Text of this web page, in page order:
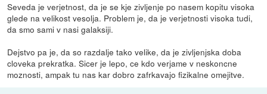
Seveda je verjetnost, da je se kje zivljenje po nasem kopitu visoka
glede na velikost vesolja. Problem je, da je verjetnosti visoka tudi,
da smo sami v nasi galaksiji.
Dejstvo pa je, da so razdalje tako velike, da je zivljenjska doba
cloveka prekratka. Sicer je lepo, ce kdo verjame v neskoncne
moznosti, ampak tu nas kar dobro zafrkavajo fizikalne omejitve.